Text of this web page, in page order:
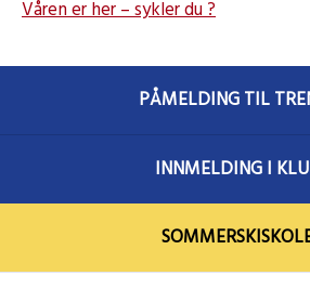
Våren er her – sykler du ?
PÅMELDING TIL
INNMELDING I